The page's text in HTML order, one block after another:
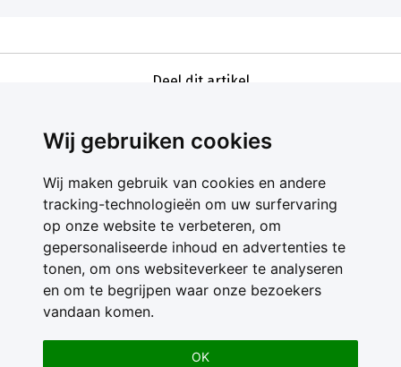
Wij gebruiken cookies
Wij maken gebruik van cookies en andere
tracking-technologieën om uw surfervaring
op onze website te verbeteren, om
gepersonaliseerde inhoud en advertenties te
tonen, om ons websiteverkeer te analyseren
en om te begrijpen waar onze bezoekers
vandaan komen.
OK
Deel dit artikel
Contact
Feedback
Nieuwsbrief
Adverteren
Gebruikersvoorwaarden
Privacy Statement